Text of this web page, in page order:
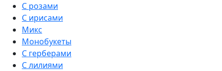
С розами
С ирисами
Микс
Монобукеты
С герберами
С лилиями